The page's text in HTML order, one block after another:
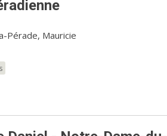
Pérade, Mauricie